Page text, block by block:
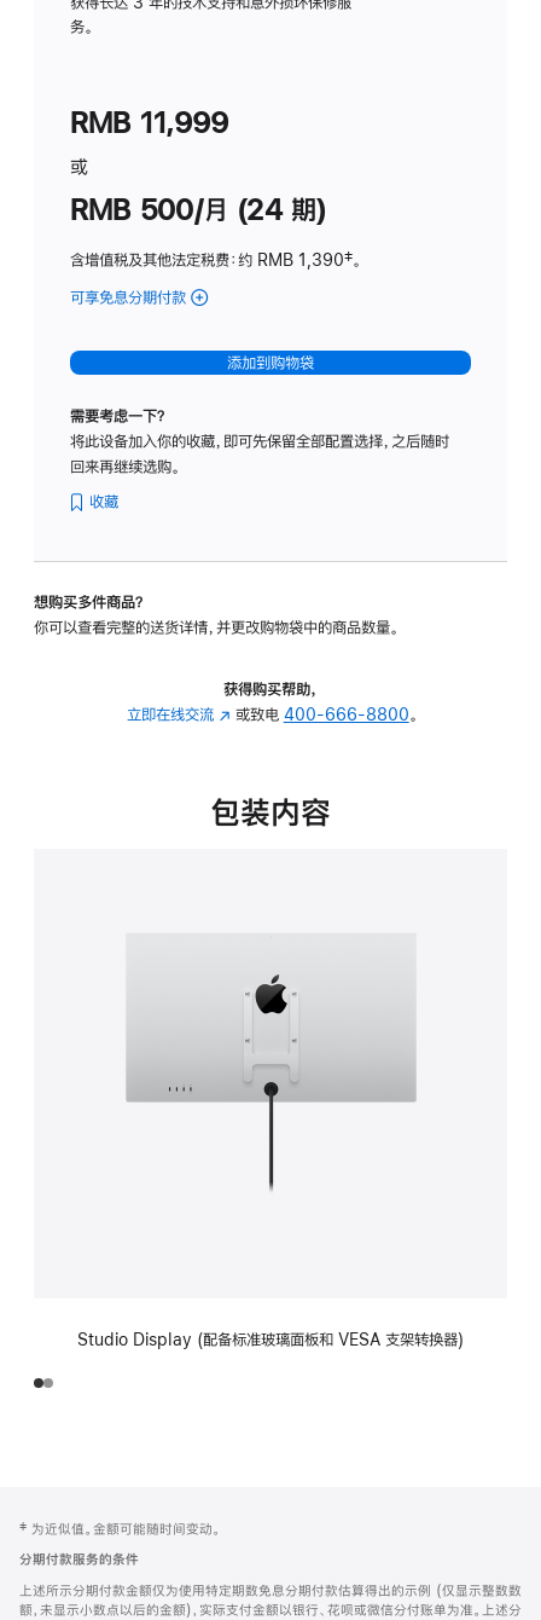
务。
RMB 11,999
或
RMB 500/月 (24 期)
含增值税及其他法定税费：约 RMB 1,390脚
‡。
可享免息分期付款 (Studio
-
标
璃
转
的
添加到购物袋
需要考虑一下？
将此设备加入你的收藏，即可先保留全部配置选择，之后随时
回来再继续选购。
收藏
想购买多件商品？
你可以查看完整的送货详情，并更改购物袋中的商品数量。
获得购买帮助，
立即在线交流 (在
中
或致电 400-666-8800。
包装内容
Studio Display (配备标准玻璃面板和 VESA 支架转换器)
页
页
脚
注
‡ 为近似值。金额可能随时间变动。
分期付款服务的条件
上述所示分期付款金额仅为使用特定期数免息分期付款估算得出的示例 (仅显示整数数
额，未显示小数点以后的金额)，实际支付金额以银行、花呗或微信分付账单为准。上述分